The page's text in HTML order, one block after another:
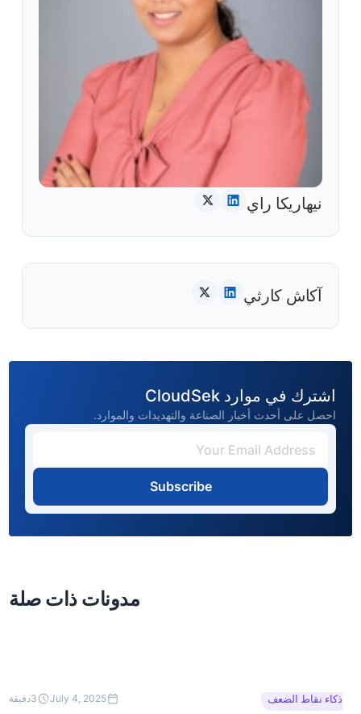
نيهاريكا راي
آكاش كارثي
اشترك في موارد CloudSek
احصل على أحدث أخبار الصناعة والتهديدات والموارد.
Subscribe
مدونات ذات صلة
هذا نص داخل
ذكاء نقاط الضعف July 4, 2025
3دقيقة